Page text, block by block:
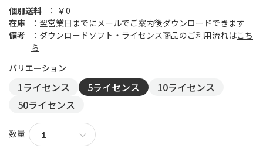
個別送料
￥0
在庫
翌営業日までにメールでご案内後ダウンロードできます
備考
ダウンロードソフト・ライセンス商品のご利用流れはこち
ら
1ライセンス 5ライセンス
10ライセンス
50ライセンス
数量